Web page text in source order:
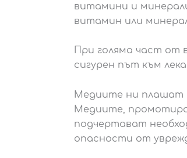
витамини и
витамин или
При голяма част от
сигурен път към
Медиите ни плашат
Медиите,
подчертават
опасности от